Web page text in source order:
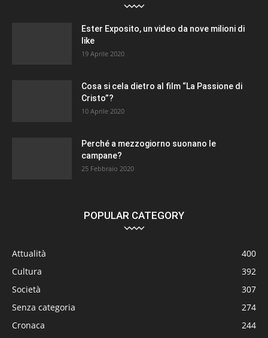
Ester Exposito, un video da nove milioni di
like
19 Aprile 2020
Cosa si cela dietro al film “La Passione di
Cristo”?
10 Aprile 2020
Perché a mezzogiorno suonano le
campane?
25 Febbraio 2020
POPULAR CATEGORY
Attualità
400
Cultura
392
Società
307
Senza categoria
274
Cronaca
244